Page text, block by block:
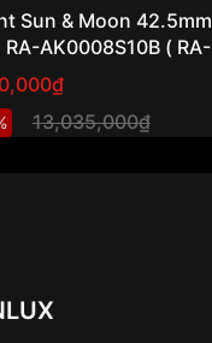
Sun & Moon 42.5mm
RA-AK0008S10B ( RA-
)
13,035,000₫